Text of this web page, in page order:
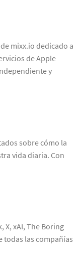
mixx.io dedicado a
de Apple
y
sobre cómo la
vida diaria. Con
X, xAI, The Boring
todas las compañías